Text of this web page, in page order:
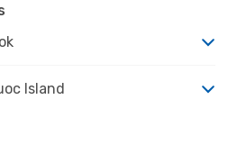
Island